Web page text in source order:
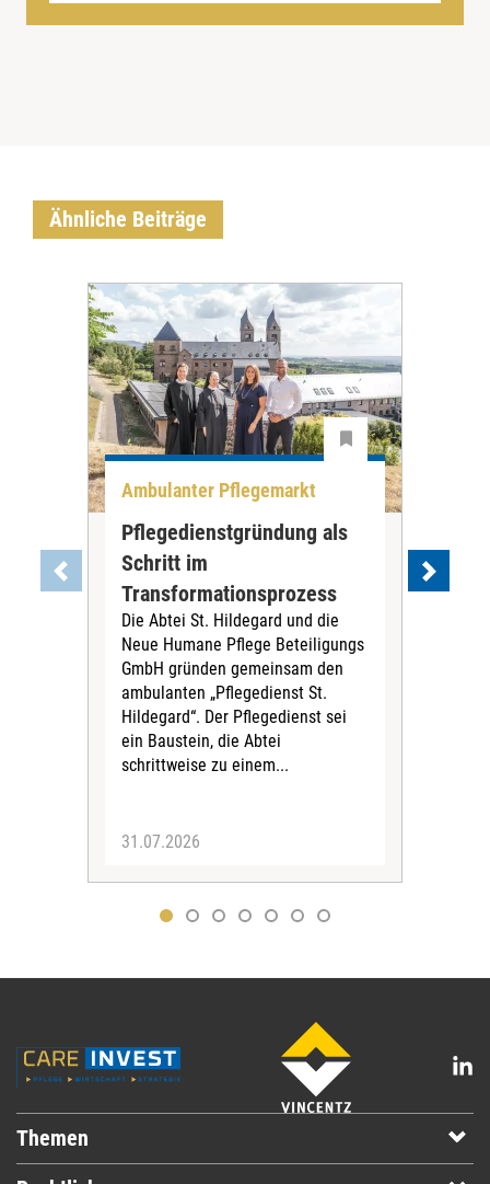
Ähnliche Beiträge
Ambulanter Pflegemarkt
Pflegedienstgründung als
Schritt im
Transformationsprozess
Die Abtei St. Hildegard und die
Neue Humane Pflege Beteiligungs
GmbH gründen gemeinsam den
ambulanten „Pflegedienst St.
Hildegard“. Der Pflegedienst sei
ein Baustein, die Abtei
schrittweise zu einem...
31.07.2026
Themen